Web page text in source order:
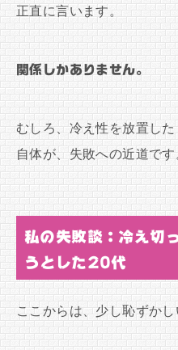
正直に言います。
関係しかありません。
むしろ、冷え性を放置し
自体が、失敗への近道です
私の失敗談：冷え切
うとした20代
ここからは、少し恥ずかし